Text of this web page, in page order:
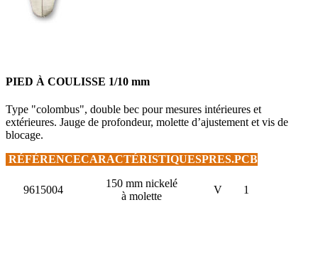
PIED À COULISSE 1/10 mm
Type "colombus", double bec pour mesures intérieures et
extérieures. Jauge de profondeur, molette d’ajustement et vis de
blocage.
RÉFÉRENCECARACTÉRISTIQUESPRES.PCB
9615004
150 mm nickelé
à molette
V 1